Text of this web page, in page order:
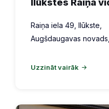
Raiņa iela 49, Ilūkste,
Augšdaugavas
Uzzināt vairāk